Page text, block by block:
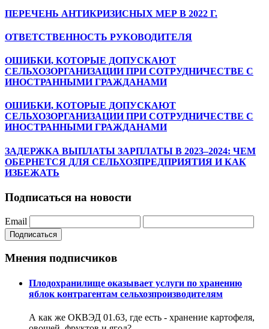
ПЕРЕЧЕНЬ АНТИКРИЗИСНЫХ МЕР В 2022 Г.
ОТВЕТСТВЕННОСТЬ РУКОВОДИТЕЛЯ
ОШИБКИ, КОТОРЫЕ ДОПУСКАЮТ
СЕЛЬХОЗОРГАНИЗАЦИИ ПРИ СОТРУДНИЧЕСТВЕ С
ИНОСТРАННЫМИ ГРАЖДАНАМИ
ОШИБКИ, КОТОРЫЕ ДОПУСКАЮТ
СЕЛЬХОЗОРГАНИЗАЦИИ ПРИ СОТРУДНИЧЕСТВЕ С
ИНОСТРАННЫМИ ГРАЖДАНАМИ
ЗАДЕРЖКА ВЫПЛАТЫ ЗАРПЛАТЫ В 2023–2024: ЧЕМ
ОБЕРНЕТСЯ ДЛЯ СЕЛЬХОЗПРЕДПРИЯТИЯ И КАК
ИЗБЕЖАТЬ
Подписаться на новости
Email
Подписаться
Мнения подписчиков
Плодохранилище оказывает услуги по хранению
яблок контрагентам сельхозпроизводителям
А как же ОКВЭД 01.63, где есть - хранение картофеля,